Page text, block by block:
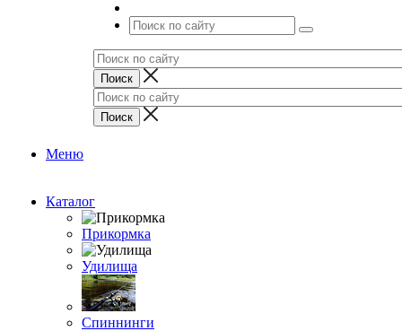
Меню
Каталог
Прикормка
Удилища
Спиннинги